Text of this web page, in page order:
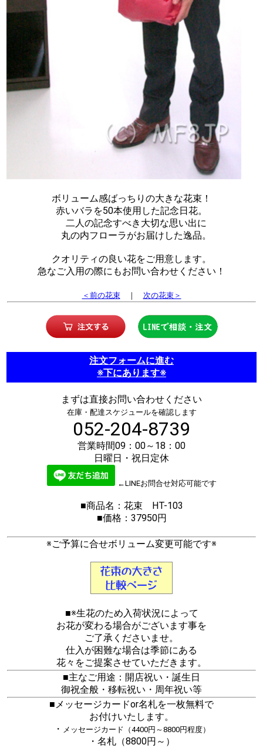
ボリューム感ばっちりの大きな花束！
赤いバラを50本使用した記念日花。
二人の記念すべき大切な思い出に
丸の内フローラがお届けした逸品。
クオリティの良い花をご用意します。
急なご入用の際にもお問い合わせください！
＜前の花束｜ 次の花束＞
注文フォームに進む
※下にあります※
まずは直接お問い合わせください
在庫・配達スケジュールを確認します
052-204-8739
営業時間09：00～18：00
日曜日・祝日定休
←LINEお問合せ対応可能です
■商品名：花束 HT-103
■価格：37950円
※ご予算に合せボリューム変更可能です※
■※生花のため入荷状況によって
お花が変わる場合がございます事を
ご了承くださいませ。
仕入が困難な場合は季節にある
花々をご提案させていただきます。
■主なご用途：開店祝い・誕生日
御祝全般・移転祝い・周年祝い等
■メッセージカードor名札を一枚無料で
お付けいたします。
・ メッセージカード（4400円～8800円程度）
・名札（8800円～）